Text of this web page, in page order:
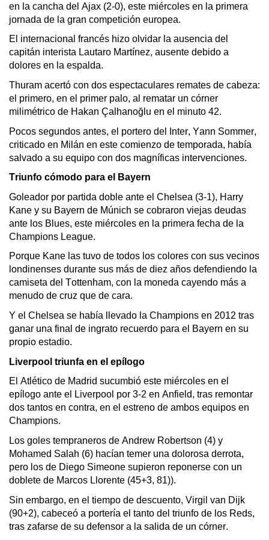
en la cancha del Ajax (2-0), este miércoles en la primera
jornada de la gran competición europea.
El internacional francés hizo olvidar la ausencia del
capitán interista Lautaro Martínez, ausente debido a
dolores en la espalda.
Thuram acertó con dos espectaculares remates de cabeza:
el primero, en el primer palo, al rematar un córner
milimétrico de Hakan Çalhanoğlu en el minuto 42.
Pocos segundos antes, el portero del Inter, Yann Sommer,
criticado en Milán en este comienzo de temporada, había
salvado a su equipo con dos magníficas intervenciones.
Triunfo cómodo para el Bayern
Goleador por partida doble ante el Chelsea (3-1), Harry
Kane y su Bayern de Múnich se cobraron viejas deudas
ante los Blues, este miércoles en la primera fecha de la
Champions League.
Porque Kane las tuvo de todos los colores con sus vecinos
londinenses durante sus más de diez años defendiendo la
camiseta del Tottenham, con la moneda cayendo más a
menudo de cruz que de cara.
Y el Chelsea se había llevado la Champions en 2012 tras
ganar una final de ingrato recuerdo para el Bayern en su
propio estadio.
Liverpool triunfa en el epílogo
El Atlético de Madrid sucumbió este miércoles en el
epílogo ante el Liverpool por 3-2 en Anfield, tras remontar
dos tantos en contra, en el estreno de ambos equipos en
Champions.
Los goles tempraneros de Andrew Robertson (4) y
Mohamed Salah (6) hacían temer una dolorosa derrota,
pero los de Diego Simeone supieron reponerse con un
doblete de Marcos Llorente (45+3, 81)).
Sin embargo, en el tiempo de descuento, Virgil van Dijk
(90+2), cabeceó a portería el tanto del triunfo de los Reds,
tras zafarse de su defensor a la salida de un córner.